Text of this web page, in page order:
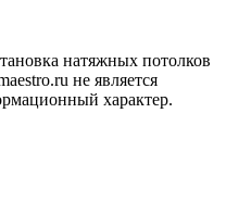
натяжных потолков
не является
характер.